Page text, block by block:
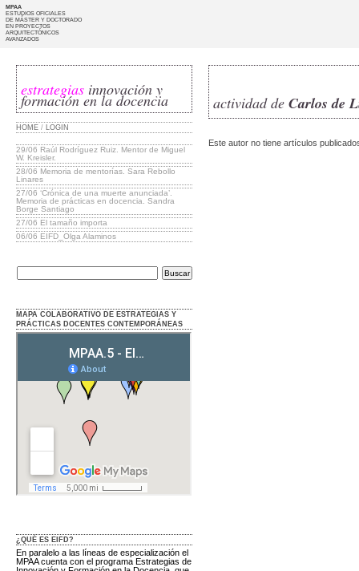
MPAA
ESTUDIOS OFICIALES
DE MÁSTER Y DOCTORADO
EN PROYECTOS
ARQUITECTÓNICOS
AVANZADOS
estrategias innovación y
formación en la docencia
HOME / LOGIN
29/06 Raúl Rodríguez Ruiz. Mentor de Miguel
W. Kreisler.
28/06 Memoria de mentorías. Sara Rebollo
Linares
27/06 ‘Crónica de una muerte anunciada’.
Memoria de prácticas en docencia. Sandra
Borge Santiago
27/06 El tamaño importa
06/06 EIFD_Olga Alaminos
MAPA COLABORATIVO DE ESTRATEGIAS Y
PRÁCTICAS DOCENTES CONTEMPORÁNEAS
¿QUÉ ES EIFD?
En paralelo a las líneas de especialización el
MPAA cuenta con el programa Estrategias de
actividad de Carlos de
Este autor no tiene artículos